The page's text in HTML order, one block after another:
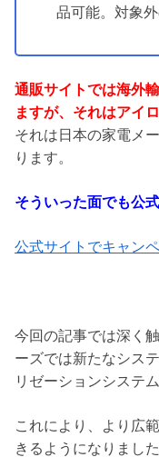
品可能。対象
通販サイトでは海外
ますが、それはアイ
それは日本の家電メ
ります。
そういった面でも公
公式サイトでキャン
今回の記事では深く
ーズでは新たなシス
リゼーションシステ
これにより、より広
きるようになりました